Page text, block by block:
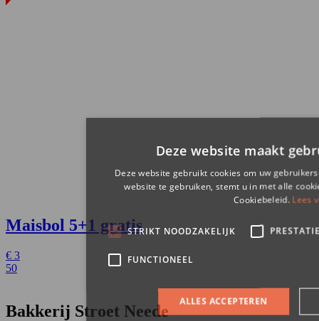
Maisbol 5+1 gratis
€ 3
50
Bakkerij Stroet Neede